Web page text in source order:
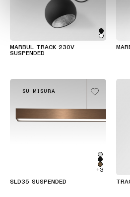
MARBUL TRACK 230V
SUSPENDED
SU MISURA
+3
SLD35 SUSPENDED